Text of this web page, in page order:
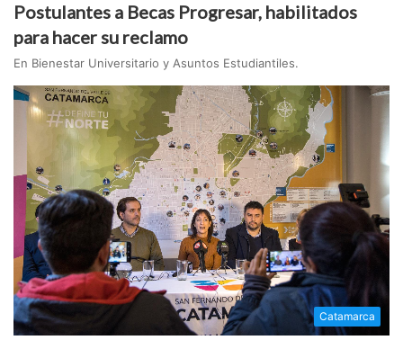
Postulantes a Becas Progresar, habilitados
para hacer su reclamo
En Bienestar Universitario y Asuntos Estudiantiles.
Catamarca